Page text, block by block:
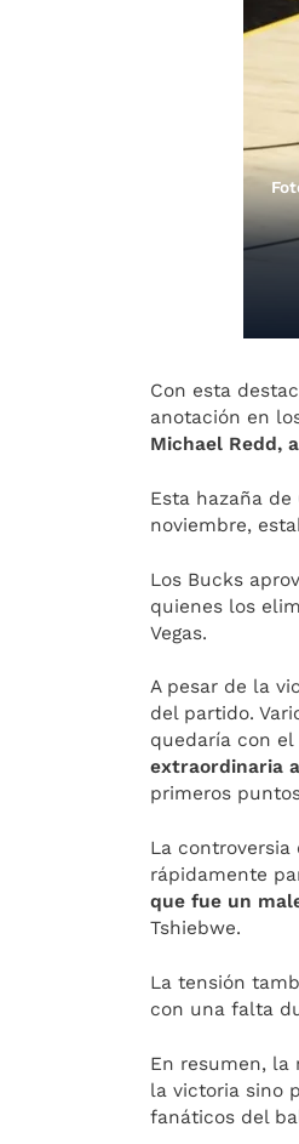
Con esta
anotación en
Michael Redd,
Esta hazaña
noviembre,
Los Bucks
quienes los
Vegas.
A pesar de la
del partido.
quedaría con el
extraordinaria
primeros
La
rápidamente
que fue un
Tshiebwe.
La tensión
con una falta
En resumen,
la victoria sino
fanáticos del